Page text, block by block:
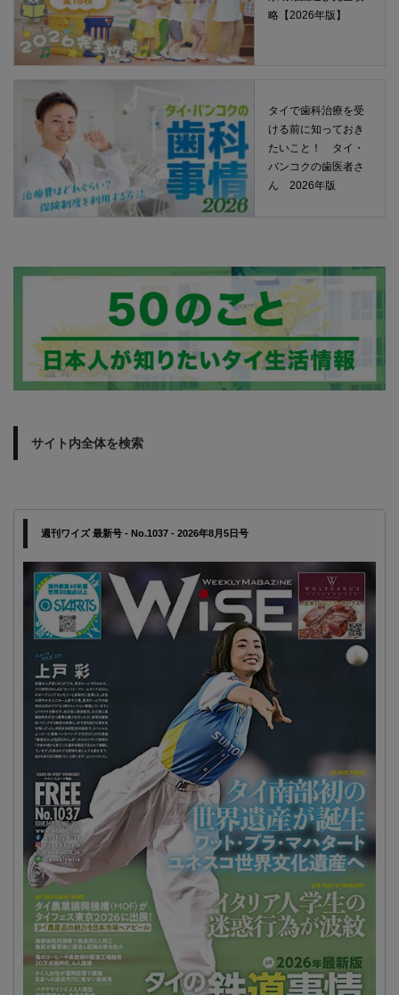
略【2026年版】
タイで歯科治療を受
ける前に知っておき
たいこと！ タイ・
バンコクの歯医者さ
ん 2026年版
サイト内全体を検索
週刊ワイズ 最新号 - No.1037 - 2026年8月5日号